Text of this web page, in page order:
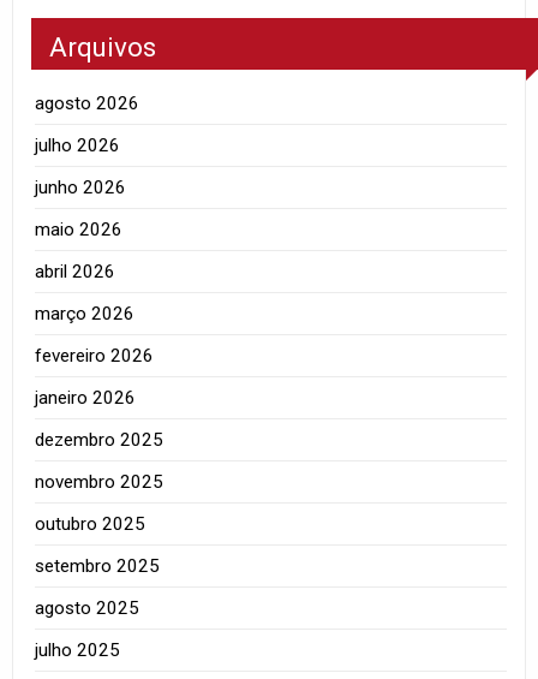
Arquivos
agosto 2026
julho 2026
junho 2026
maio 2026
abril 2026
março 2026
fevereiro 2026
janeiro 2026
dezembro 2025
novembro 2025
outubro 2025
setembro 2025
agosto 2025
julho 2025